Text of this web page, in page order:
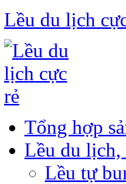
Lều du lịch
Tổng hợp
Lều du lịch,
Lều tự